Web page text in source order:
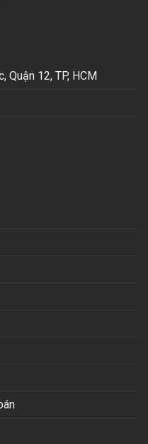
Quận 12, TP, HCM